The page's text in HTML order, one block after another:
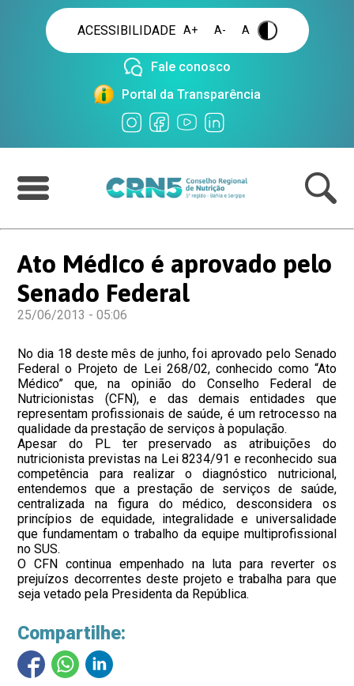
ACESSIBILIDADE A+ A- A .
Fale conosco
Portal da Transparência
Ato Médico é aprovado pelo
Senado Federal
25/06/2013 - 05:06
No dia 18 deste mês de junho, foi aprovado pelo Senado
Federal o Projeto de Lei 268/02, conhecido como “Ato
Médico” que, na opinião do Conselho Federal de
Nutricionistas (CFN), e das demais entidades que
representam profissionais de saúde, é um retrocesso na
qualidade da prestação de serviços à população.
Apesar do PL ter preservado as atribuições do
nutricionista previstas na Lei 8234/91 e reconhecido sua
competência para realizar o diagnóstico nutricional,
entendemos que a prestação de serviços de saúde,
centralizada na figura do médico, desconsidera os
princípios de equidade, integralidade e universalidade
que fundamentam o trabalho da equipe multiprofissional
no SUS.
O CFN continua empenhado na luta para reverter os
prejuízos decorrentes deste projeto e trabalha para que
seja vetado pela Presidenta da República.
Compartilhe: